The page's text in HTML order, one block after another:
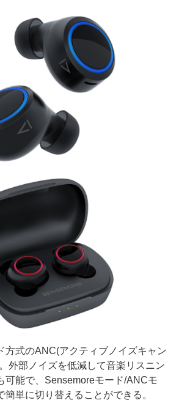
方式のANC(アクティブノイズキャン
外部ノイズを低減して音楽リスニン
可能で、Sensemoreモード/ANCモ
簡単に切り替えることができる。